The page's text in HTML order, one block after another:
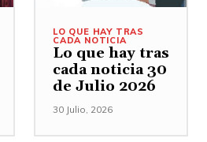
LO QUE HAY TRAS
CADA NOTICIA
Lo que hay tras
cada noticia 30
de Julio 2026
30 Julio, 2026